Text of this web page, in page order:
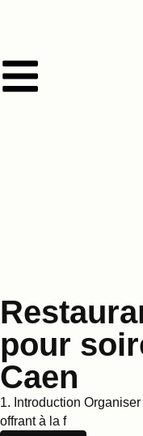
pour
Caen
1. Introduction
offrant à la f